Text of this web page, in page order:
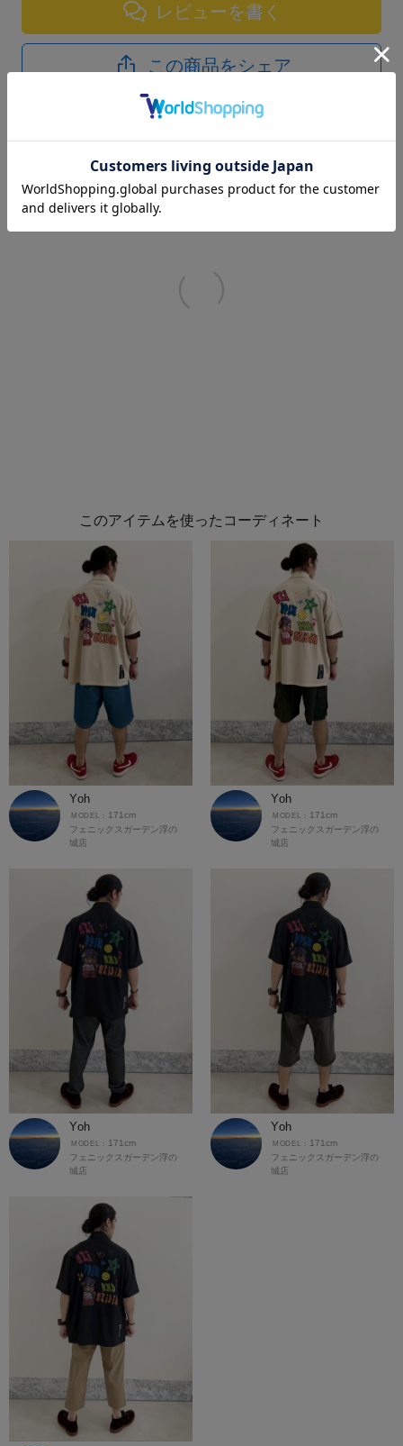
レビューを書く
この商品をシェア
このアイテムを使ったコーディネート
Yoh
フェニックスガーデン浮の
城店
171cm
Yoh
フェニックスガーデン浮の
城店
171cm
Yoh
フェニックスガーデン浮の
城店
171cm
Yoh
フェニックスガーデン浮の
城店
171cm